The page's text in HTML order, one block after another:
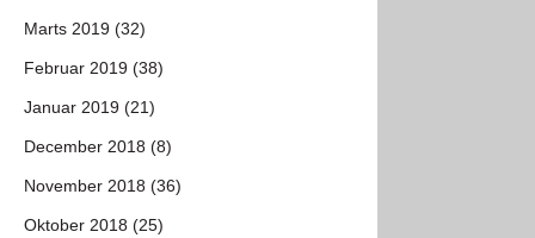
Marts 2019 (32)
Februar 2019 (38)
Januar 2019 (21)
December 2018 (8)
November 2018 (36)
Oktober 2018 (25)